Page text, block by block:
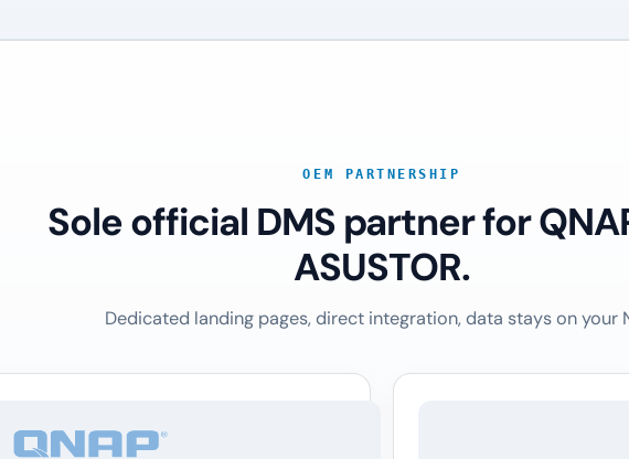
OEM PARTNERSHIP
Sole official DMS partner for
ASUSTOR.
Dedicated landing pages, direct integration, data stays on your